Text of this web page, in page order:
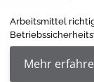
Arbeitsmittel
Mehr